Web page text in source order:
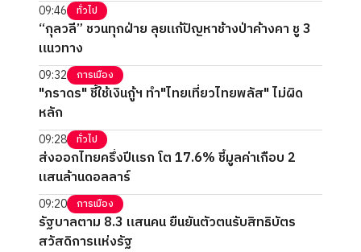
09:46 ทั่วไป
“กุลวลี” ชวนทุกฝ่าย ลุยแก้ปัญหาช้างป่าค้างคา ชู 3
แนวทาง
09:32 การเมือง
"ภราดร" ชี้ใช้เงินกู้ฯ ทำ"ไทยเที่ยวไทยพลัส" ไม่ผิด
หลัก
09:28 ทั่วไป
ส่งออกไทยครึ่งปีแรก โต 17.6% ชี้มูลค่าเกือบ 2
แสนล้านดอลลาร์
09:20 การเมือง
รัฐบาลตาม 8.3 แสนคน ยืนยันตัวตนรับสิทธิบัตร
สวัสดิการแห่งรัฐ